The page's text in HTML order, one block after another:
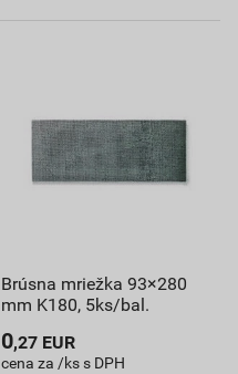
Brúsna mriežka 93×280
mm K180, 5ks/bal.
0,27 EUR
cena za /ks s DPH